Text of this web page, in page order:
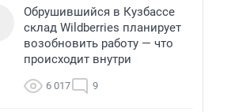
Обрушившийся в Кузбассе
склад Wildberries планирует
возобновить работу — что
происходит внутри
6 017 9